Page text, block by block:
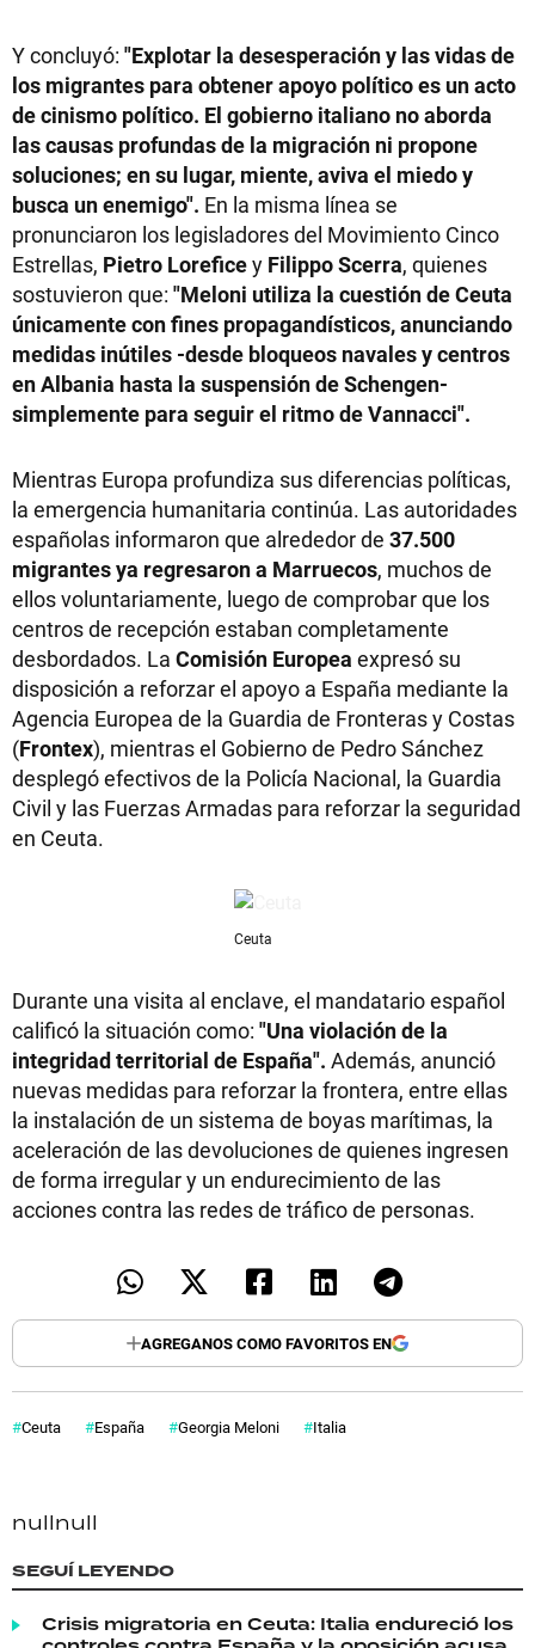
Y concluyó: "Explotar la desesperación y las vidas de
los migrantes para obtener apoyo político es un acto
de cinismo político. El gobierno italiano no aborda
las causas profundas de la migración ni propone
soluciones; en su lugar, miente, aviva el miedo y
busca un enemigo". En la misma línea se
pronunciaron los legisladores del Movimiento Cinco
Estrellas, Pietro Loreficey Filippo Scerra, quienes
sostuvieron que: "Meloni utiliza la cuestión de Ceuta
únicamente con fines propagandísticos, anunciando
medidas inútiles -desde bloqueos navales y centros
en Albania hasta la suspensión de Schengen-
simplemente para seguir el ritmo de Vannacci".
Mientras Europa profundiza sus diferencias políticas,
la emergencia humanitaria continúa. Las autoridades
españolas informaron que alrededor de 37.500
migrantes ya regresaron a Marruecos, muchos de
ellos voluntariamente, luego de comprobar que los
centros de recepción estaban completamente
desbordados. La Comisión Europea expresó su
disposición a reforzar el apoyo a España mediante la
Agencia Europea de la Guardia de Fronteras y Costas
(Frontex), mientras el Gobierno de Pedro Sánchez
desplegó efectivos de la Policía Nacional, la Guardia
Civil y las Fuerzas Armadas para reforzar la seguridad
en Ceuta.
Ceuta
Durante una visita al enclave, el mandatario español
calificó la situación como: "Una violación de la
integridad territorial de España". Además, anunció
nuevas medidas para reforzar la frontera, entre ellas
la instalación de un sistema de boyas marítimas, la
aceleración de las devoluciones de quienes ingresen
de forma irregular y un endurecimiento de las
acciones contra las redes de tráfico de personas.
AGREGANOS COMO FAVORITOS EN
Ceuta España Georgia Meloni Italia
nullnull
SEGUÍ LEYENDO
Crisis migratoria en Ceuta: Italia endureció los